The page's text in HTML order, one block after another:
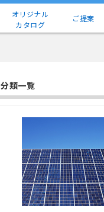
オリジナル
カタログ
ご提案
分類一覧